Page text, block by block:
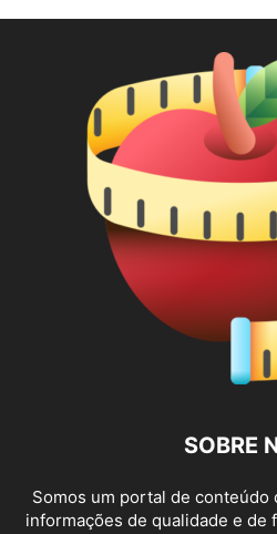
SOBRE
Somos um portal de conteúdo
informações de qualidade e de